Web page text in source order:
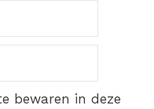
bewaren in deze